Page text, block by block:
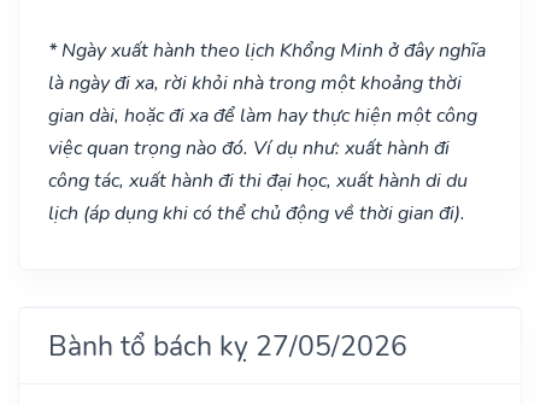
* Ngày xuất hành theo lịch Khổng Minh ở đây nghĩa
là ngày đi xa, rời khỏi nhà trong một khoảng thời
gian dài, hoặc đi xa để làm hay thực hiện một công
việc quan trọng nào đó. Ví dụ như: xuất hành đi
công tác, xuất hành đi thi đại học, xuất hành di du
lịch (áp dụng khi có thể chủ động về thời gian đi).
Bành tổ bách kỵ 27/05/2026